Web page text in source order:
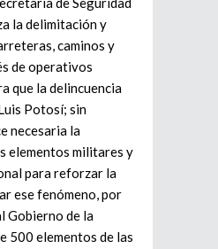
la delimitación y
caminos y
de operativos
que la delincuencia
Potosí; sin
necesaria la
elementos militares y
para reforzar la
ese fenómeno, por
Gobierno de la
500 elementos de las